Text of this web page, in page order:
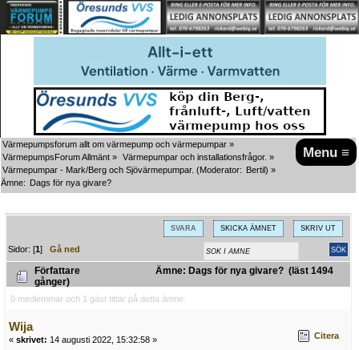
Menu ≡
Värmepumpsforum allt om värmepump och värmepumpar »
VärmepumpsForum Allmänt » Värmepumpar och installationsfrågor. »
Värmepumpar - Mark/Berg och Sjövärmepumpar. (Moderator: Bertil) »
Ämne: Dags för nya givare?
SVARA SKICKA ÄMNET SKRIV UT
Sidor: [1]Gå ned
Författare
Ämne: Dags för nya givare? (läst 1494
gånger)
0 medlemmar och 1 gäst tittar på detta ämne.
Wija
« skrivet: 14 augusti 2022, 15:32:58 » Citera